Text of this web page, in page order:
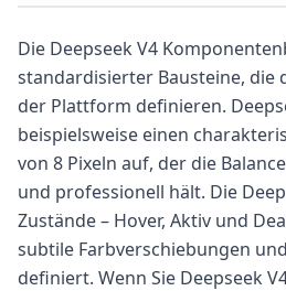
Die Deepseek V4
standardisierter Bausteine, die
der Plattform definieren.
beispielsweise einen
von 8 Pixeln auf, der die
und professionell hält. Die
Zustände – Hover, Aktiv und
subtile Farbverschiebungen
definiert. Wenn Sie Deepseek